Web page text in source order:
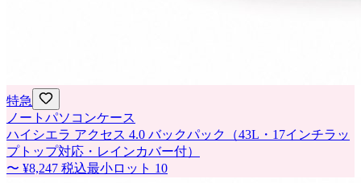
特急
ノートパソコンケース
ハイシエラ アクセス 4.0 バックパック（43L・17インチラッ
プトップ対応・レインカバー付）
〜 ¥8,247 税込最小ロット 10